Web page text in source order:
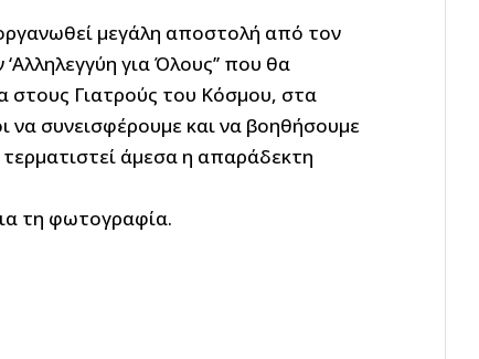
μεγάλη αποστολή από τον
για Όλους’’ που θα
στους Γιατρούς του Κόσμου, στα
να συνεισφέρουμε και να βοηθήσουμε
άμεσα η απαράδεκτη